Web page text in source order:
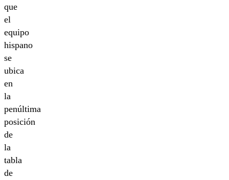
que
el
equipo
hispano
se
ubica
en
la
penúltima
posición
de
la
tabla
de